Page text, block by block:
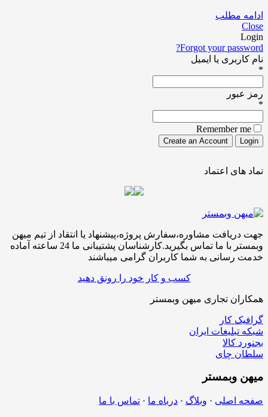
ادامه مطلب
Close
Login
Forgot your password?
نام کاربری یا ایمیل
*
رمز عبور
*
Remember me
نماد های اعتماد
جهت دریافت مشاوره،سفارش پروژه،پیشنهاد یا انتقاد از تیم میهن
وبمستر با ما تماس بگیرید.کارشناسان پشتیبانی ما 24 ساعته آماده
خدمت رسانی به شما کاربران گرامی میباشند
کسب و کار خود را رونق دهید
همکاران تجاری میهن وبمستر
گرافیک کار
شبکه تبلیغات ایران
بجنورد کالا
سلطان چای
میهن وبمستر
صفحه اصلی · وبلاگ · درباه ما · تماس با ما